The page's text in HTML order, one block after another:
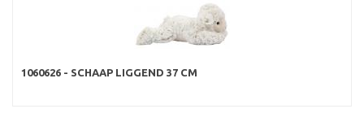
1060626 - SCHAAP LIGGEND 37 CM